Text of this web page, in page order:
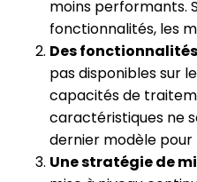
moins performants.
fonctionnalités, les
Des
pas disponibles sur
capacités de
caractéristiques ne
dernier modèle
Une stratégie de